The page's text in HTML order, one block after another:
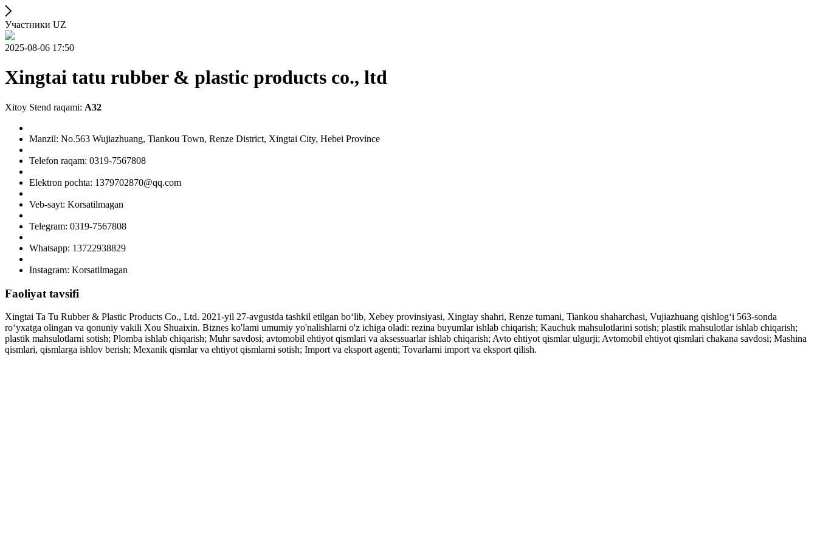
Участники UZ
2025-08-06 17:50
Xingtai tatu rubber & plastic products co., ltd
Xitoy Stend raqami: A32
Manzil: No.563 Wujiazhuang, Tiankou Town, Renze District, Xingtai City, Hebei Province
Telefon raqam: 0319-7567808
Elektron pochta: 1379702870@qq.com
Veb-sayt: Korsatilmagan
Telegram: 0319-7567808
Whatsapp: 13722938829
Instagram: Korsatilmagan
Faoliyat tavsifi
Xingtai Ta Tu Rubber & Plastic Products Co., Ltd. 2021-yil 27-avgustda tashkil etilgan bo‘lib, Xebey provinsiyasi, Xingtay shahri, Renze tumani, Tiankou shaharchasi, Vujiazhuang qishlog‘i 563-sonda
ro‘yxatga olingan va qonuniy vakili Xou Shuaixin. Biznes ko'lami umumiy yo'nalishlarni o'z ichiga oladi: rezina buyumlar ishlab chiqarish; Kauchuk mahsulotlarini sotish; plastik mahsulotlar ishlab chiqarish;
plastik mahsulotlarni sotish; Plomba ishlab chiqarish; Muhr savdosi; avtomobil ehtiyot qismlari va aksessuarlar ishlab chiqarish; Avto ehtiyot qismlar ulgurji; Avtomobil ehtiyot qismlari chakana savdosi; Mashina
qismlari, qismlarga ishlov berish; Mexanik qismlar va ehtiyot qismlarni sotish; Import va eksport agenti; Tovarlarni import va eksport qilish.